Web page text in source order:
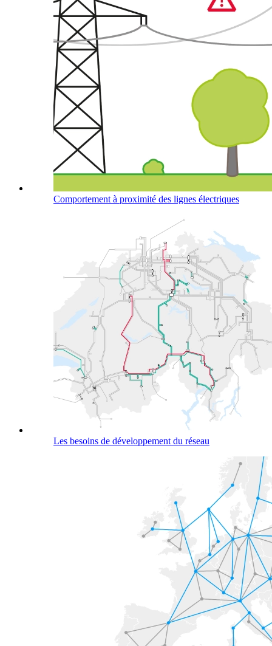
Comportement à proximité des lignes électriques
Les besoins de développement du réseau